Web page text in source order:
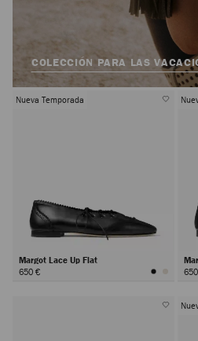
COLECCIÓN PARA LAS
Nueva Temporada
Margot Lace Up Flat
650 €